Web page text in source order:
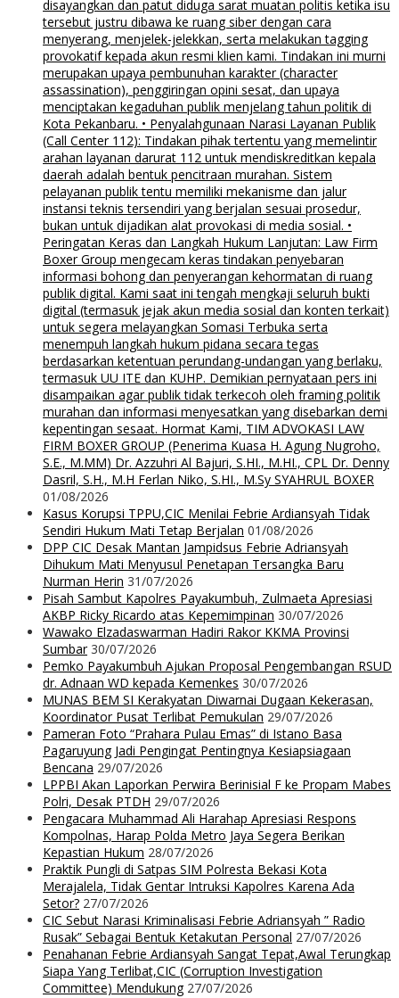
disayangkan dan patut diduga sarat muatan politis ketika isu
tersebut justru dibawa ke ruang siber dengan cara
menyerang, menjelek-jelekkan, serta melakukan tagging
provokatif kepada akun resmi klien kami. Tindakan ini murni
merupakan upaya pembunuhan karakter (character
assassination), penggiringan opini sesat, dan upaya
menciptakan kegaduhan publik menjelang tahun politik di
Kota Pekanbaru. • Penyalahgunaan Narasi Layanan Publik
(Call Center 112): Tindakan pihak tertentu yang memelintir
arahan layanan darurat 112 untuk mendiskreditkan kepala
daerah adalah bentuk pencitraan murahan. Sistem
pelayanan publik tentu memiliki mekanisme dan jalur
instansi teknis tersendiri yang berjalan sesuai prosedur,
bukan untuk dijadikan alat provokasi di media sosial. •
Peringatan Keras dan Langkah Hukum Lanjutan: Law Firm
Boxer Group mengecam keras tindakan penyebaran
informasi bohong dan penyerangan kehormatan di ruang
publik digital. Kami saat ini tengah mengkaji seluruh bukti
digital (termasuk jejak akun media sosial dan konten terkait)
untuk segera melayangkan Somasi Terbuka serta
menempuh langkah hukum pidana secara tegas
berdasarkan ketentuan perundang-undangan yang berlaku,
termasuk UU ITE dan KUHP. Demikian pernyataan pers ini
disampaikan agar publik tidak terkecoh oleh framing politik
murahan dan informasi menyesatkan yang disebarkan demi
kepentingan sesaat. Hormat Kami, TIM ADVOKASI LAW
FIRM BOXER GROUP (Penerima Kuasa H. Agung Nugroho,
S.E., M.MM) Dr. Azzuhri Al Bajuri, S.HI., M.HI., CPL Dr. Denny
Dasril, S.H., M.H Ferlan Niko, S.HI., M.Sy SYAHRUL BOXER
01/08/2026
Kasus Korupsi TPPU,CIC Menilai Febrie Ardiansyah Tidak
Sendiri Hukum Mati Tetap Berjalan 01/08/2026
DPP CIC Desak Mantan Jampidsus Febrie Adriansyah
Dihukum Mati Menyusul Penetapan Tersangka Baru
Nurman Herin 31/07/2026
Pisah Sambut Kapolres Payakumbuh, Zulmaeta Apresiasi
AKBP Ricky Ricardo atas Kepemimpinan 30/07/2026
Wawako Elzadaswarman Hadiri Rakor KKMA Provinsi
Sumbar 30/07/2026
Pemko Payakumbuh Ajukan Proposal Pengembangan RSUD
dr. Adnaan WD kepada Kemenkes 30/07/2026
MUNAS BEM SI Kerakyatan Diwarnai Dugaan Kekerasan,
Koordinator Pusat Terlibat Pemukulan 29/07/2026
Pameran Foto “Prahara Pulau Emas” di Istano Basa
Pagaruyung Jadi Pengingat Pentingnya Kesiapsiagaan
Bencana 29/07/2026
LPPBI Akan Laporkan Perwira Berinisial F ke Propam Mabes
Polri, Desak PTDH 29/07/2026
Pengacara Muhammad Ali Harahap Apresiasi Respons
Kompolnas, Harap Polda Metro Jaya Segera Berikan
Kepastian Hukum 28/07/2026
Praktik Pungli di Satpas SIM Polresta Bekasi Kota
Merajalela, Tidak Gentar Intruksi Kapolres Karena Ada
Setor? 27/07/2026
CIC Sebut Narasi Kriminalisasi Febrie Adriansyah ” Radio
Rusak” Sebagai Bentuk Ketakutan Personal 27/07/2026
Penahanan Febrie Ardiansyah Sangat Tepat,Awal Terungkap
Siapa Yang Terlibat,CIC (Corruption Investigation
Committee) Mendukung 27/07/2026